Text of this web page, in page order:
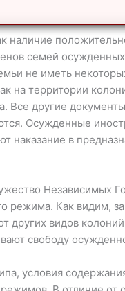
наличие
семей
не иметь
на территории
Все другие
Осужденные
наказание в
Независимых
режима. Как видим,
других видов
свободу
условия